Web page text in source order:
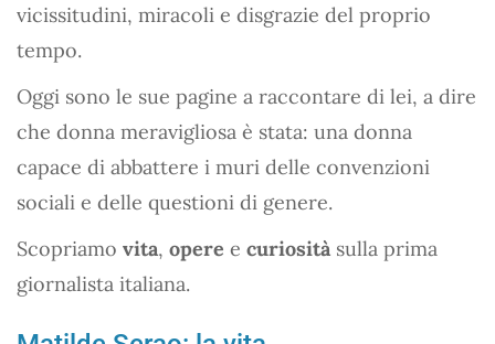
vicissitudini, miracoli e disgrazie del proprio
tempo.
Oggi sono le sue pagine a raccontare di lei, a dire
che donna meravigliosa è stata: una donna
capace di abbattere i muri delle convenzioni
sociali e delle questioni di genere.
Scopriamo vita, opere e curiosità sulla prima
giornalista italiana.